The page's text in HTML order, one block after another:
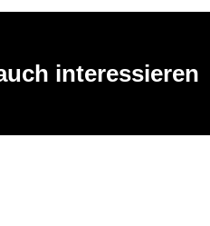
interessieren